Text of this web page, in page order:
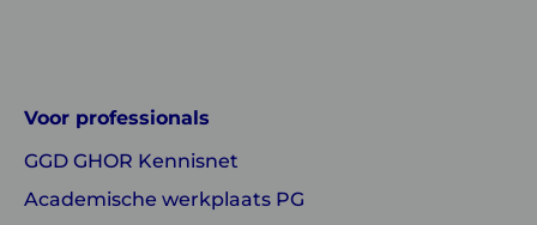
GHOR
Nederland
GHOR
Nederland
Voor professionals
GGD GHOR Kennisnet
Academische werkplaats PG